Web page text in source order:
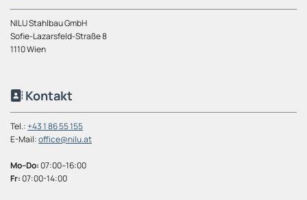
NILU Stahlbau GmbH
Sofie-Lazarsfeld-Straße 8
1110 Wien
 Kontakt
Tel.:+43 1 86 55 155
E-Mail:office@nilu.at
Mo–Do:07:00–16:00
Fr:07:00-14:00